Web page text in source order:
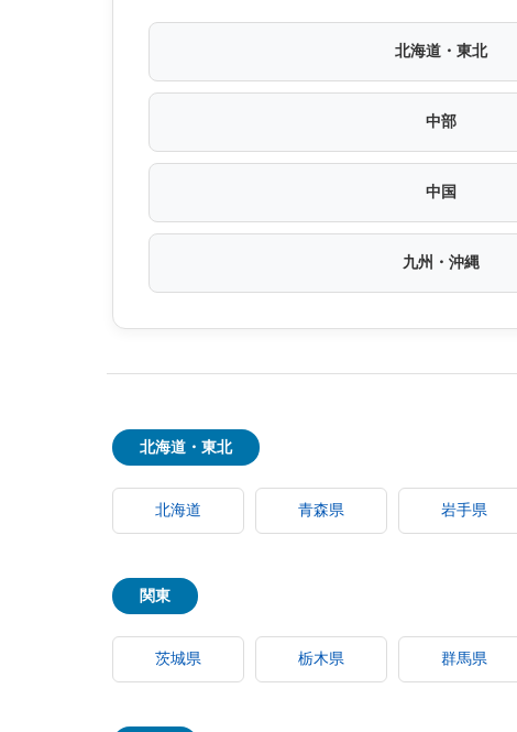
北海道・東北
中部
中国
九州・沖縄
北海道・東北
北海道 青森県 岩手県
関東
茨城県 栃木県 群馬県